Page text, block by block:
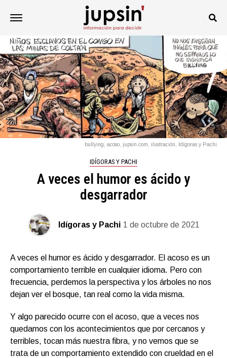
bullying, acoso, jupsin.com, ilustración, Idígoras y Pachi
IDÍGORAS Y PACHI
A veces el humor es ácido y
desgarrador
Idígoras y Pachi 1 de octubre de 2021
A veces el humor es ácido y desgarrador. El acoso es un
comportamiento terrible en cualquier idioma. Pero con
frecuencia, perdemos la perspectiva y los árboles no nos
dejan ver el bosque, tan real como la vida misma.
Y algo parecido ocurre con el acoso, que a veces nos
quedamos con los acontecimientos que por cercanos y
terribles, tocan más nuestra fibra, y no vemos que se
trata de un comportamiento extendido con crueldad en el